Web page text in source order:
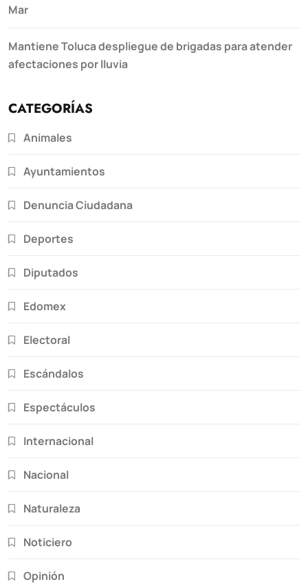
Mar
Mantiene Toluca despliegue de brigadas para atender
afectaciones por lluvia
CATEGORÍAS
Animales
Ayuntamientos
Denuncia Ciudadana
Deportes
Diputados
Edomex
Electoral
Escándalos
Espectáculos
Internacional
Nacional
Naturaleza
Noticiero
Opinión